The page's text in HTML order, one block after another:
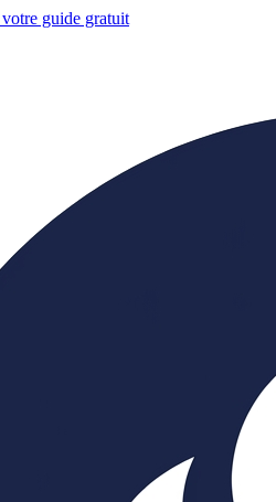
guide gratuit